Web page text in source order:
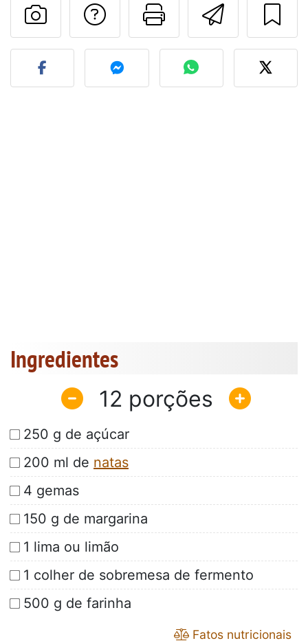
Imprima
Falar com o autor
Fez esta receita?
Ingredientes
12
250 g de açúcar
200 ml de natas
4 gemas
150 g de margarina
1 lima ou limão
1 colher de sobremesa de fermento
500 g de farinha
Fatos nutricionais